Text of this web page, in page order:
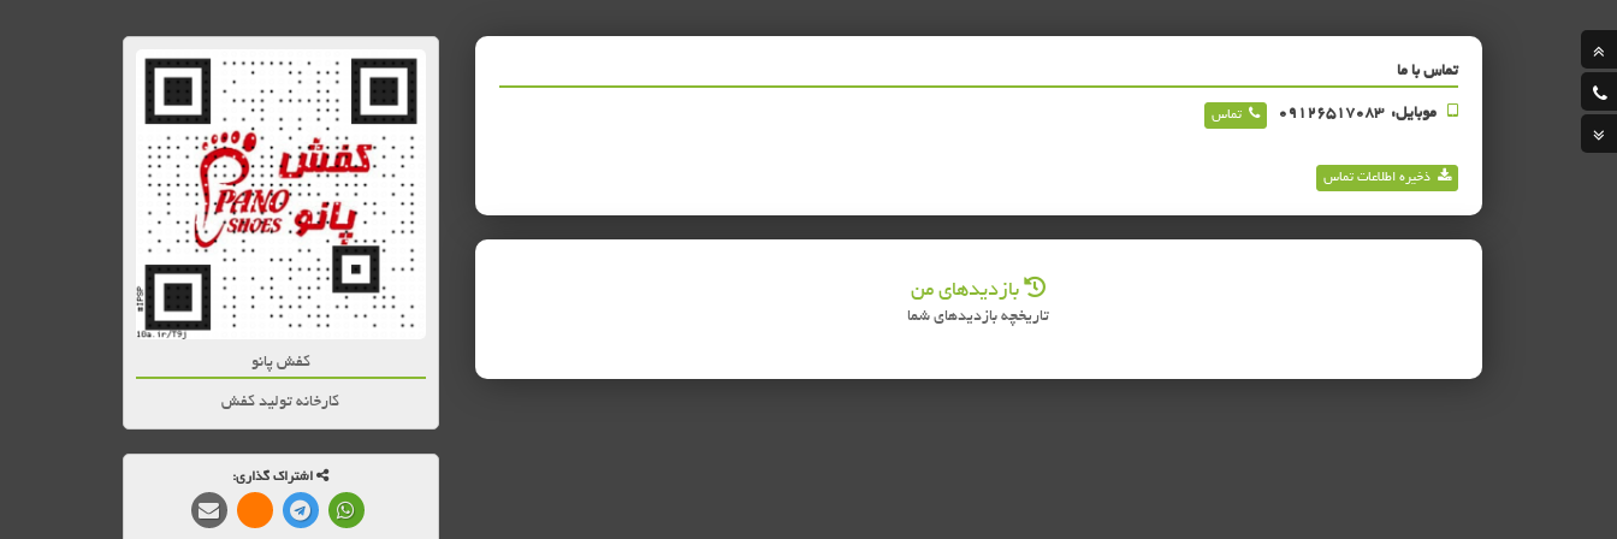
تماس با ما
موبایل: 09126517083 تماس
ذخیره اطلاعات تماس
بازدیدهای من
تاریخچه بازدیدهای شما
کفش پانو
کارخانه تولید کفش
اشتراک گذاری: